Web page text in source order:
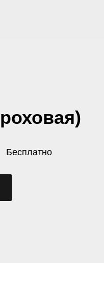
Бесплатно